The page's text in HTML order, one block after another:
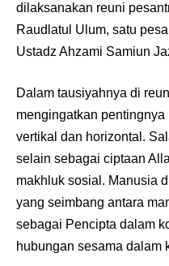
dilaksanakan reuni
Raudlatul Ulum, satu
Ustadz Ahzami Samiun
Dalam tausiyahnya di
mengingatkan
vertikal dan horizontal.
selain sebagai ciptaan
makhluk sosial. Manusia
yang seimbang antara
sebagai Pencipta dalam
hubungan sesama dalam